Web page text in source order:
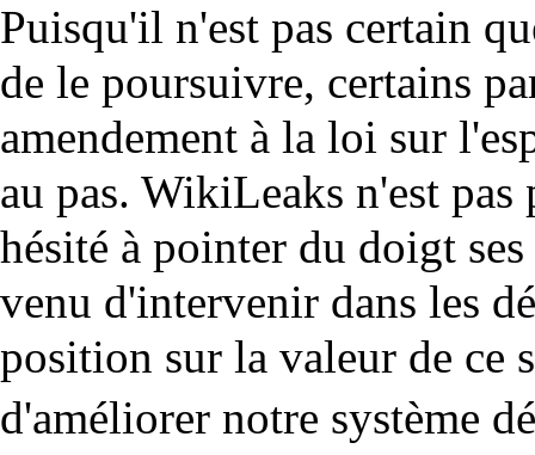
Puisqu'il n'est pas certain
de le poursuivre, certains
amendement à la loi sur
au pas. WikiLeaks n'est
hésité à pointer du doigt
venu d'intervenir dans les
position sur la valeur de ce
d'améliorer notre système